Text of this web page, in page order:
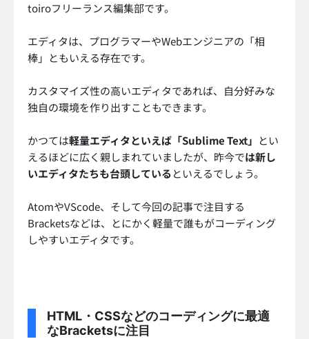
toiroフリーランス編集部です。
エディタは、プログラマーやWebエンジニアの「相
棒」ともいえる存在です。
カスタマイズ性の高いエディタであれば、自分好みな
独自の環境を作り出すこともできます。
かつては軽量エディタといえば「Sublime Text」 とい
えるほどに広く親しまれていましたが、昨今では新し
いエディタたちも台頭しているといえるでしょう。
AtomやVScode、そして今回の記事で注目する
Bracketsなどは、とにかく軽量で誰もがコーディング
しやすいエディタです。
HTML・CSSなどのコーディングに最適
なBracketsに注目